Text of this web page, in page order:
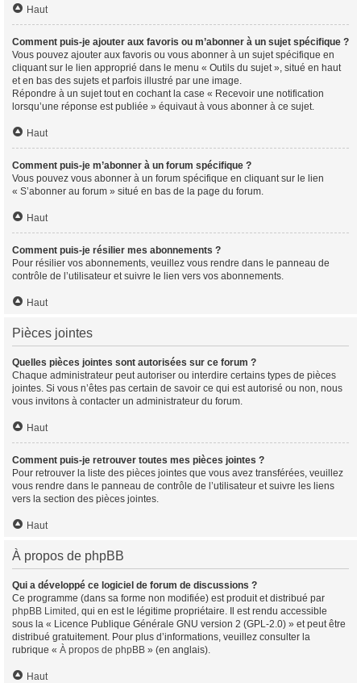
Haut
Comment puis-je ajouter aux favoris ou m’abonner à un sujet spécifique ?
Vous pouvez ajouter aux favoris ou vous abonner à un sujet spécifique en
cliquant sur le lien approprié dans le menu « Outils du sujet », situé en haut
et en bas des sujets et parfois illustré par une image.
Répondre à un sujet tout en cochant la case « Recevoir une notification
lorsqu’une réponse est publiée » équivaut à vous abonner à ce sujet.
Haut
Comment puis-je m’abonner à un forum spécifique ?
Vous pouvez vous abonner à un forum spécifique en cliquant sur le lien
« S’abonner au forum » situé en bas de la page du forum.
Haut
Comment puis-je résilier mes abonnements ?
Pour résilier vos abonnements, veuillez vous rendre dans le panneau de
contrôle de l’utilisateur et suivre le lien vers vos abonnements.
Haut
Pièces jointes
Quelles pièces jointes sont autorisées sur ce forum ?
Chaque administrateur peut autoriser ou interdire certains types de pièces
jointes. Si vous n’êtes pas certain de savoir ce qui est autorisé ou non, nous
vous invitons à contacter un administrateur du forum.
Haut
Comment puis-je retrouver toutes mes pièces jointes ?
Pour retrouver la liste des pièces jointes que vous avez transférées, veuillez
vous rendre dans le panneau de contrôle de l’utilisateur et suivre les liens
vers la section des pièces jointes.
Haut
À propos de phpBB
Qui a développé ce logiciel de forum de discussions ?
Ce programme (dans sa forme non modifiée) est produit et distribué par
phpBB Limited , qui en est le légitime propriétaire. Il est rendu accessible
sous la « Licence Publique Générale GNU version 2 (GPL-2.0) » et peut être
distribué gratuitement. Pour plus d’informations, veuillez consulter la
rubrique « À propos de phpBB » (en anglais).
Haut